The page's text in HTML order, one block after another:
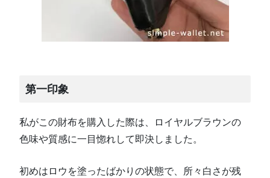
第一印象
私がこの財布を購入した際は、ロイヤルブラウンの
色味や質感に一目惚れして即決しました。
初めはロウを塗ったばかりの状態で、所々白さが残